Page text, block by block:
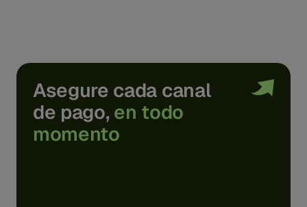
Asegure cada canal
de pago, en todo
momento